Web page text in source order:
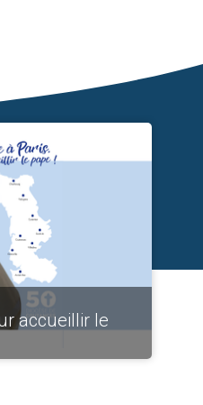
accueillir le